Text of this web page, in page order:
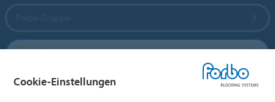
Forbo Flooring Systems
Forbo Movement Systems
Cookie-Einstellungen